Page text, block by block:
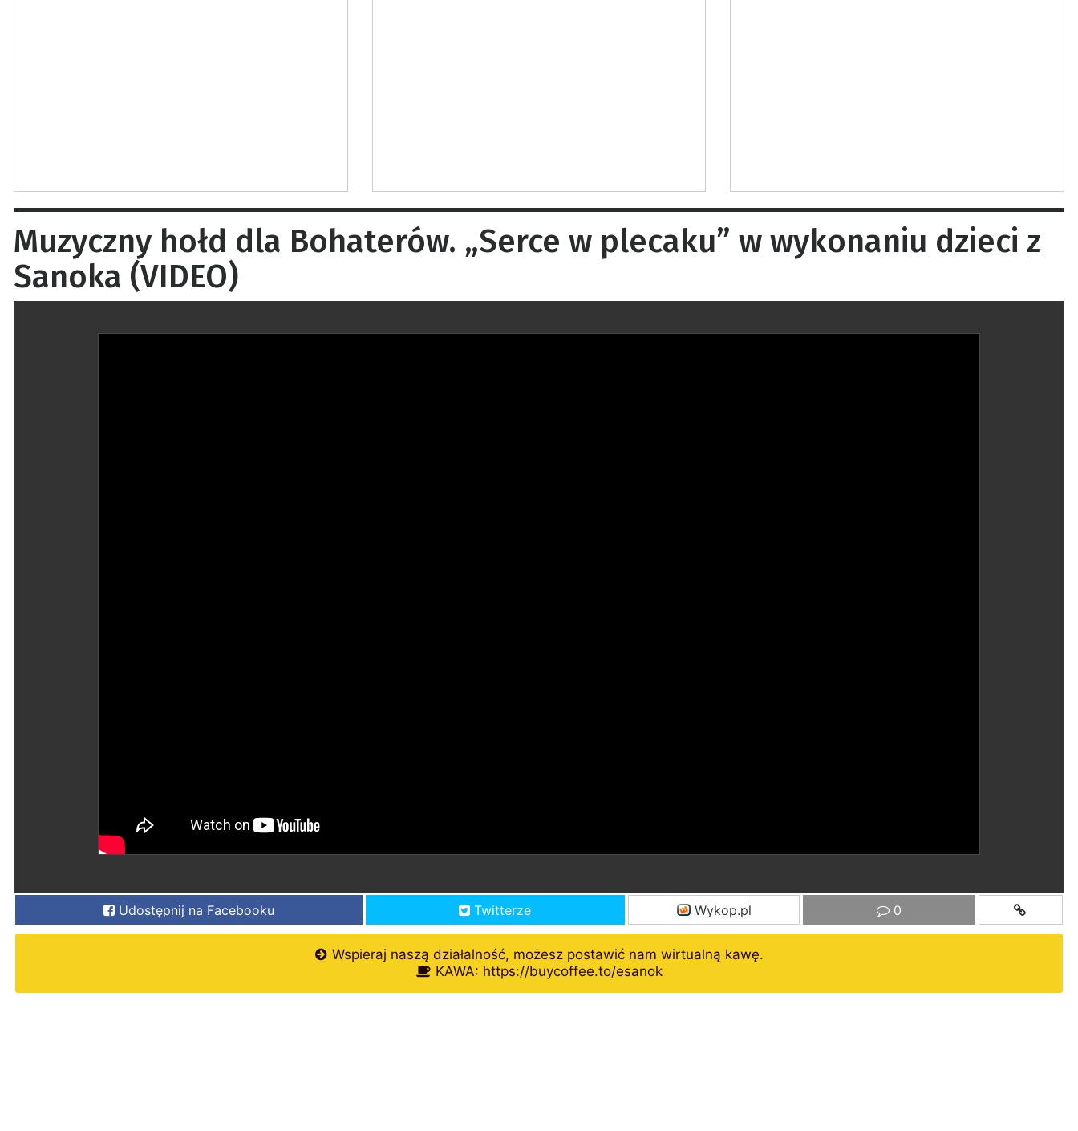
Muzyczny hołd dla Bohaterów. „Serce w plecaku” w wykonaniu dzieci z
Sanoka (VIDEO)
Udostępnij na Facebooku Twitterze Wykop.pl 0
Wspieraj naszą działalność, możesz postawić nam wirtualną kawę.
KAWA: https://buycoffee.to/esanok